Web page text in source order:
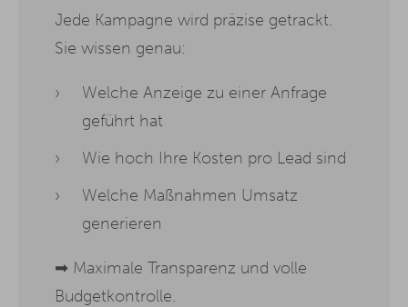
Jede Kampagne wird präzise getrackt.
Sie wissen genau:
Welche Anzeige zu einer Anfrage
geführt hat
Wie hoch Ihre Kosten pro Lead sind
Welche Maßnahmen Umsatz
generieren
➡ Maximale Transparenz und volle
Budgetkontrolle.